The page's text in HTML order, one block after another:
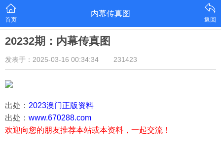
首页
内幕传真图
返回
20232期：内幕传真图
发表于：2025-03-16 00:34:34 231423
出处： 2023澳门正版资料
出处： www.670288.com
欢迎向您的朋友推荐本站或本资料，一起交流！